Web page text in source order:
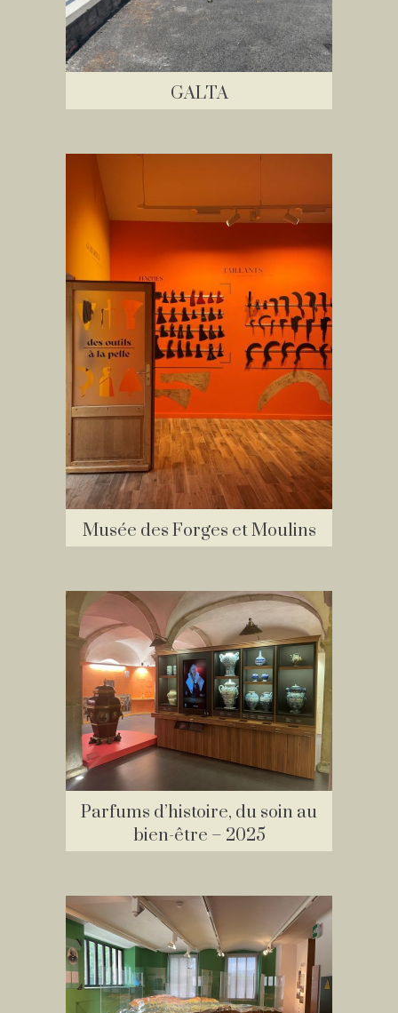
GALTA
Musée des Forges et Moulins
Parfums d’histoire, du soin au
bien-être – 2025